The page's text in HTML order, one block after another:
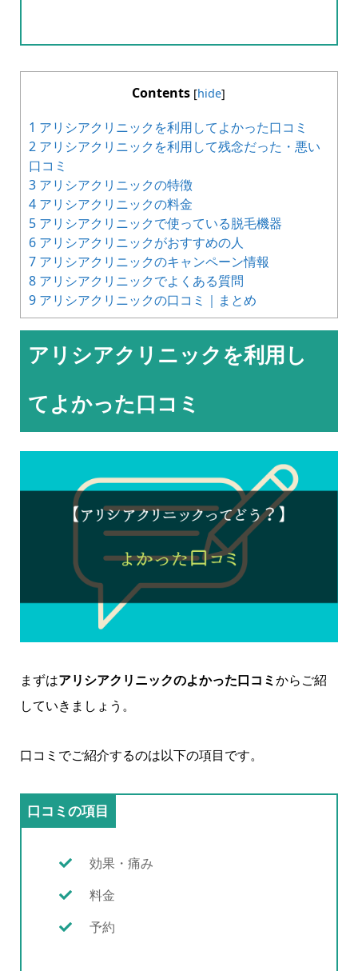
Contents [hide]
1 アリシアクリニックを利用してよかった口コミ
2アリシアクリニックを利用して残念だった・悪い
口コミ
3アリシアクリニックの特徴
4アリシアクリニックの料金
5アリシアクリニックで使っている脱毛機器
6アリシアクリニックがおすすめの人
7アリシアクリニックのキャンペーン情報
8アリシアクリニックでよくある質問
9アリシアクリニックの口コミ｜まとめ
アリシアクリニックを利用し
てよかった口コミ
まずはアリシアクリニックのよかった口コミからご紹
していきましょう。
口コミでご紹介するのは以下の項目です。
口コミの項目
効果・痛み
料金
予約